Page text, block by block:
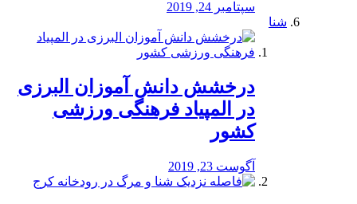
سپتامبر 24, 2019
شنا
درخشش دانش آموزان البرزی
در المپیاد فرهنگی ورزشی
کشور
آگوست 23, 2019